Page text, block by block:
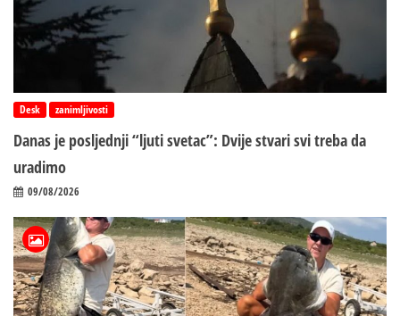
Desk zanimljivosti
Danas je posljednji “ljuti svetac”: Dvije stvari svi treba da
uradimo
09/08/2026